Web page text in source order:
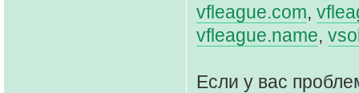
vfleague.com,
vfleague.name,
Если у вас